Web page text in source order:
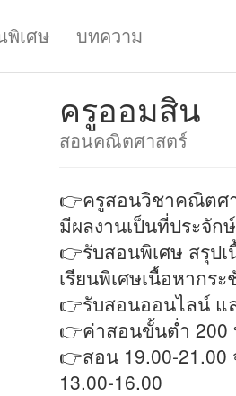
พิเศษ บทความ
ครูออมสิน
สอนคณิตศาสตร์
👉ครูสอนวิชาคณิตศ
มีผลงานเป็นที่ประจัก
👉รับสอนพิเศษ สรุป
เรียนพิเศษเนื้อหากระ
👉รับสอนออนไลน์ แ
👉ค่าสอนขั้นต่ำ 200
👉สอน 19.00-21.00
13.00-16.00